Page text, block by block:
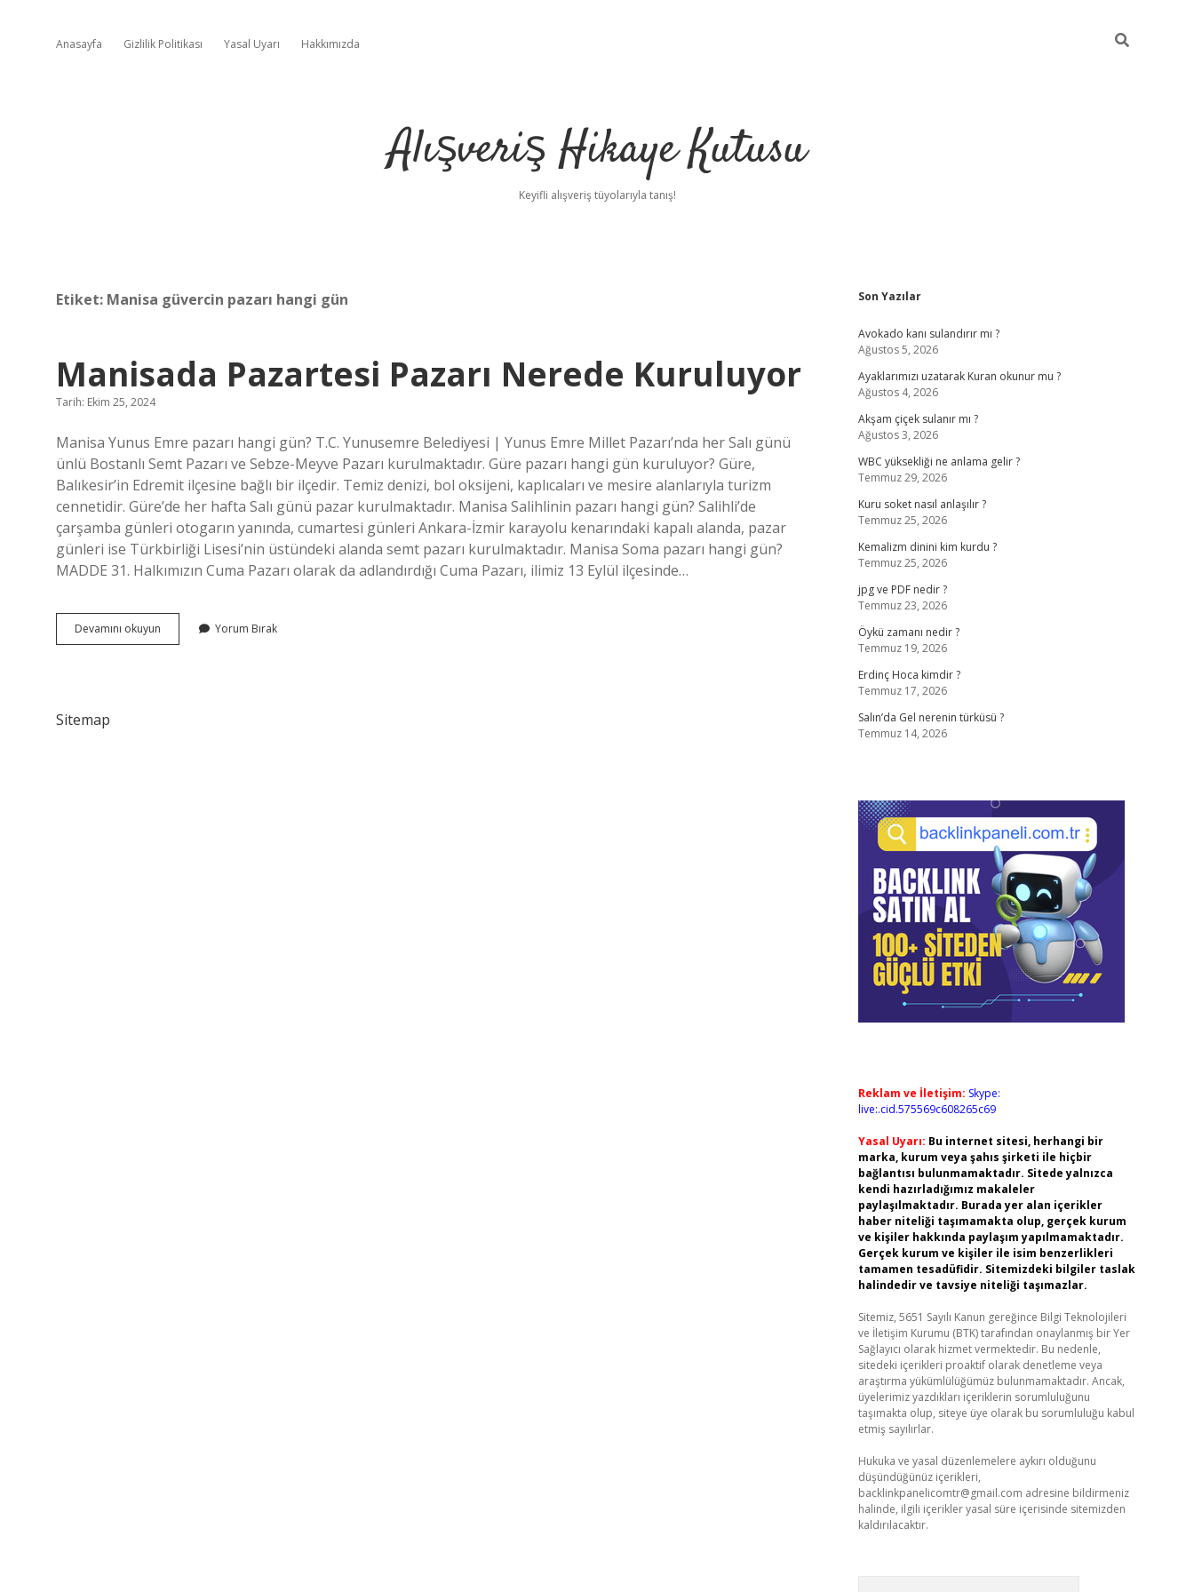
Anasayfa Gizlilik Politikası Yasal Uyarı Hakkımızda
Alışveriş Hikaye Kutusu
Keyifli alışveriş tüyolarıyla tanış!
Etiket: Manisa güvercin pazarı hangi gün
Manisada Pazartesi Pazarı Nerede Kuruluyor
Tarih: Ekim 25, 2024
Manisa Yunus Emre pazarı hangi gün? T.C. Yunusemre Belediyesi | Yunus Emre Millet Pazarı’nda her Salı günü
ünlü Bostanlı Semt Pazarı ve Sebze-Meyve Pazarı kurulmaktadır. Güre pazarı hangi gün kuruluyor? Güre,
Balıkesir’in Edremit ilçesine bağlı bir ilçedir. Temiz denizi, bol oksijeni, kaplıcaları ve mesire alanlarıyla turizm
cennetidir. Güre’de her hafta Salı günü pazar kurulmaktadır. Manisa Salihlinin pazarı hangi gün? Salihli’de
çarşamba günleri otogarın yanında, cumartesi günleri Ankara-İzmir karayolu kenarındaki kapalı alanda, pazar
günleri ise Türkbirliği Lisesi’nin üstündeki alanda semt pazarı kurulmaktadır. Manisa Soma pazarı hangi gün?
MADDE 31. Halkımızın Cuma Pazarı olarak da adlandırdığı Cuma Pazarı, ilimiz 13 Eylül ilçesinde…
Devamını okuyun Manisada
Pazartesi
Yorum Bırak
Sitemap
Sidebar
Son Yazılar
Avokado kanı sulandırır mı ?
Ağustos 5, 2026
Ayaklarımızı uzatarak Kuran okunur mu ?
Ağustos 4, 2026
Akşam çiçek sulanır mı ?
Ağustos 3, 2026
WBC yüksekliği ne anlama gelir ?
Temmuz 29, 2026
Kuru soket nasıl anlaşılır ?
Temmuz 25, 2026
Kemalizm dinini kim kurdu ?
Temmuz 25, 2026
jpg ve PDF nedir ?
Temmuz 23, 2026
Öykü zamanı nedir ?
Temmuz 19, 2026
Erdinç Hoca kimdir ?
Temmuz 17, 2026
Salın’da Gel nerenin türküsü ?
Temmuz 14, 2026
Reklam ve İletişim: Skype:
live:.cid.575569c608265c69
Yasal Uyarı: Bu internet sitesi, herhangi bir
marka, kurum veya şahıs şirketi ile hiçbir
bağlantısı bulunmamaktadır. Sitede yalnızca
kendi hazırladığımız makaleler
paylaşılmaktadır. Burada yer alan içerikler
haber niteliği taşımamakta olup, gerçek kurum
ve kişiler hakkında paylaşım yapılmamaktadır.
Gerçek kurum ve kişiler ile isim benzerlikleri
tamamen tesadüfidir. Sitemizdeki bilgiler taslak
halindedir ve tavsiye niteliği taşımazlar.
Sitemiz, 5651 Sayılı Kanun gereğince Bilgi Teknolojileri
ve İletişim Kurumu (BTK) tarafından onaylanmış bir Yer
Sağlayıcı olarak hizmet vermektedir. Bu nedenle,
sitedeki içerikleri proaktif olarak denetleme veya
araştırma yükümlülüğümüz bulunmamaktadır. Ancak,
üyelerimiz yazdıkları içeriklerin sorumluluğunu
taşımakta olup, siteye üye olarak bu sorumluluğu kabul
etmiş sayılırlar.
Hukuka ve yasal düzenlemelere aykırı olduğunu
düşündüğünüz içerikleri,
backlinkpanelicomtr@gmail.com adresine bildirmeniz
halinde, ilgili içerikler yasal süre içerisinde sitemizden
kaldırılacaktır.